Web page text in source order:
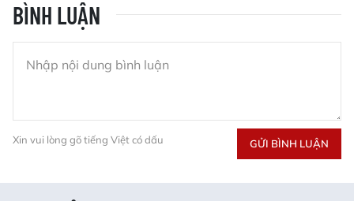
BÌNH LUẬN
Xin vui lòng gõ tiếng Việt có dấu GỬI BÌNH LUẬN